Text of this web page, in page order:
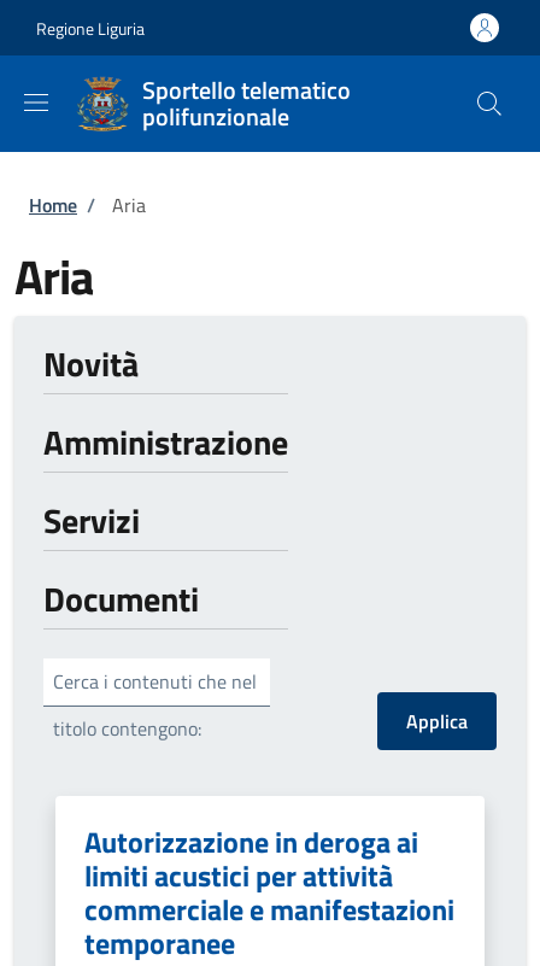
Regione Liguria
Sportello telematico
polifunzionale
Briciole di pane
Home / Aria
Aria
Novità
Amministrazione
Servizi
Documenti
Cerca i contenuti che nel
titolo contengono:
Autorizzazione in deroga ai
limiti acustici per attività
commerciale e manifestazioni
temporanee